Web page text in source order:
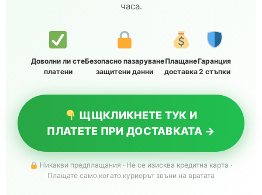
часа.
Доволни ли сте
платени
Безопасно пазаруване
защитени данни
Плащане
доставка
Гаранция
2 стъпки
ЩЩКЛИКНЕТЕ ТУК И
ПЛАТЕТЕ ПРИ ДОСТАВКАТА →
Никакви предплащания · Не се изисква кредитна карта ·
Плащате само когато куриерът звъни на вратата